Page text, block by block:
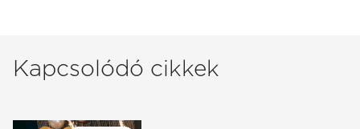
Kapcsolódó cikkek